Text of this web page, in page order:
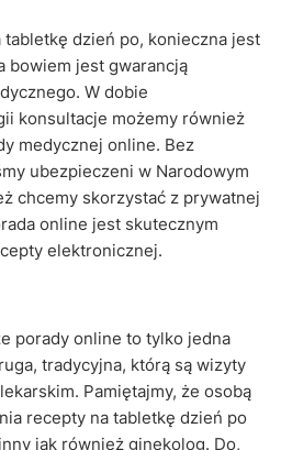
dzień po, konieczna jest
bowiem jest gwarancją
W dobie
konsultacje możemy również
medycznej online. Bez
ubezpieczeni w Narodowym
chcemy skorzystać z prywatnej
online jest skutecznym
elektronicznej.
porady online to tylko jedna
tradycyjna, którą są wizyty
Pamiętajmy, że osobą
recepty na tabletkę dzień po
jak również ginekolog. Do,